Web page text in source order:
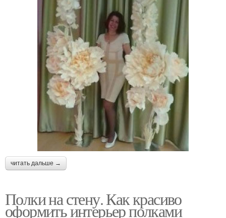
читать дальше →
Полки на стену. Как красиво
оформить интерьер полками